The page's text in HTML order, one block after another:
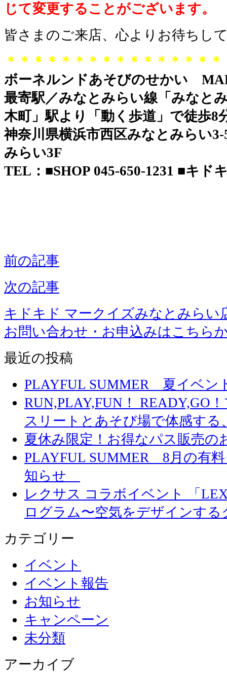
じて変更することがございます。
皆さまのご来店、心よりお待ちし
＊＊＊＊＊＊＊＊＊＊＊＊＊＊＊
ボーネルンドあそびのせかい
最寄駅／みなとみらい線「みなと
木町」駅より「動く歩道」で徒歩8
神奈川県横浜市西区みなとみらい
みらい3F
TEL：■SHOP 045-650-1231 ■キド
前の記事
次の記事
キドキド マークイズみなとみらい
お問い合わせ・お申込みはこちら
最近の投稿
PLAYFUL SUMMER 夏イベ
RUN,PLAY,FUN！ READY,GO
スリートとあそび場で体感する
夏休み限定！お得なパス販売の
PLAYFUL SUMMER 8月の有
知らせ
レクサス コラボイベント 「
ログラム〜空気をデザインす
カテゴリー
イベント
イベント報告
お知らせ
キャンペーン
未分類
アーカイブ